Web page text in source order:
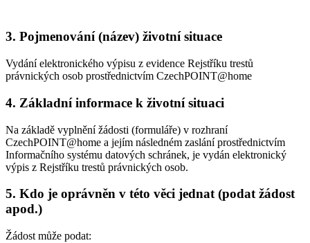
3. Pojmenování (název) životní situace
Vydání elektronického výpisu z evidence Rejstříku trestů
právnických osob prostřednictvím CzechPOINT@home
4. Základní informace k životní situaci
Na základě vyplnění žádosti (formuláře) v rozhraní
CzechPOINT@home a jejím následném zaslání prostřednictvím
Informačního systému datových schránek, je vydán elektronický
výpis z Rejstříku trestů právnických osob.
5. Kdo je oprávněn v této věci jednat (podat žádost
apod.)
Žádost může podat: